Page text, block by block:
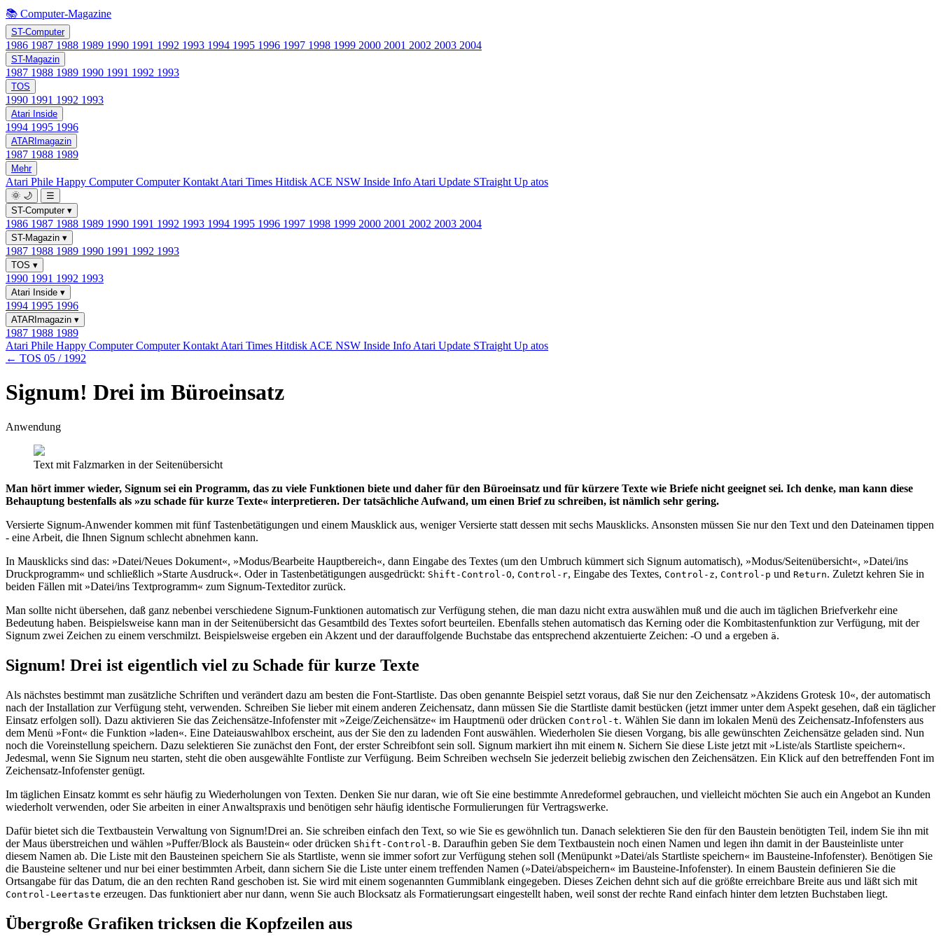
📚 Computer-Magazine
ST-Computer
1986 1987 1988 1989 1990 1991 1992 1993 1994 1995 1996 1997 1998 1999 2000 2001 2002 2003 2004
ST-Magazin
1987 1988 1989 1990 1991 1992 1993
TOS
1990 1991 1992 1993
Atari Inside
1994 1995 1996
ATARImagazin
1987 1988 1989
Mehr
Atari Phile Happy ComputerComputer Kontakt Atari Times Hitdisk ACE NSW Inside Info Atari Update STraight Up atos
🌞 🌙
☰
ST-Computer ▾
1986 1987 1988 1989 1990 1991 1992 1993 1994 1995 1996 1997 1998 1999 2000 2001 2002 2003 2004
ST-Magazin ▾
1987 1988 1989 1990 1991 1992 1993
TOS ▾
1990 1991 1992 1993
Atari Inside ▾
1994 1995 1996
ATARImagazin ▾
1987 1988 1989
Atari Phile Happy ComputerComputer Kontakt Atari Times Hitdisk ACE NSW Inside Info Atari Update STraight Up atos
← TOS 05 / 1992
Signum! Drei im Büroeinsatz
Anwendung
Text mit Falzmarken in der Seitenübersicht
Man hört immer wieder, Signum sei ein Programm, das zu viele Funktionen biete und daher für den Büroeinsatz und für kürzere Texte wie Briefe nicht geeignet sei. Ich denke, man kann diese
Behauptung bestenfalls als »zu schade für kurze Texte« interpretieren. Der tatsächliche Aufwand, um einen Brief zu schreiben, ist nämlich sehr gering.
Versierte Signum-Anwender kommen mit fünf Tastenbetätigungen und einem Mausklick aus, weniger Versierte statt dessen mit sechs Mausklicks. Ansonsten müssen Sie nur den Text und den Dateinamen tippen
- eine Arbeit, die Ihnen Signum schlecht abnehmen kann.
In Mausklicks sind das: »Datei/Neues Dokument«, »Modus/Bearbeite Hauptbereich«, dann Eingabe des Textes (um den Umbruch kümmert sich Signum automatisch), »Modus/Seitenübersicht«, »Datei/ins
Druckprogramm« und schließlich »Starte Ausdruck«. Oder in Tastenbetätigungen ausgedrückt: Shift-Control-O, Control-r, Eingabe des Textes, Control-z, Control-p und Return. Zuletzt kehren Sie in
beiden Fällen mit »Datei/ins Textprogramm« zum Signum-Texteditor zurück.
Man sollte nicht übersehen, daß ganz nebenbei verschiedene Signum-Funktionen automatisch zur Verfügung stehen, die man dazu nicht extra auswählen muß und die auch im täglichen Briefverkehr eine
Bedeutung haben. Beispielsweise kann man in der Seitenübersicht das Gesamtbild des Textes sofort beurteilen. Ebenfalls stehen automatisch das Kerning oder die Kombitastenfunktion zur Verfügung, mit der
Signum zwei Zeichen zu einem verschmilzt. Beispielsweise ergeben ein Akzent und der darauffolgende Buchstabe das entsprechend akzentuierte Zeichen: -O und a ergeben ä.
Signum! Drei ist eigentlich viel zu Schade für kurze Texte
Als nächstes bestimmt man zusätzliche Schriften und verändert dazu am besten die Font-Startliste. Das oben genannte Beispiel setzt voraus, daß Sie nur den Zeichensatz »Akzidens Grotesk 10«, der automatisch
nach der Installation zur Verfügung steht, verwenden. Schreiben Sie lieber mit einem anderen Zeichensatz, dann müssen Sie die Startliste damit bestücken (jetzt immer unter dem Aspekt gesehen, daß ein täglicher
Einsatz erfolgen soll). Dazu aktivieren Sie das Zeichensätze-Infofenster mit »Zeige/Zeichensätze« im Hauptmenü oder drücken Control-t. Wählen Sie dann im lokalen Menü des Zeichensatz-Infofensters aus
dem Menü »Font« die Funktion »laden«. Eine Dateiauswahlbox erscheint, aus der Sie den zu ladenden Font auswählen. Wiederholen Sie diesen Vorgang, bis alle gewünschten Zeichensätze geladen sind. Nun
noch die Voreinstellung speichern. Dazu selektieren Sie zunächst den Font, der erster Schreibfont sein soll. Signum markiert ihn mit einem N. Sichern Sie diese Liste jetzt mit »Liste/als Startliste speichern«.
Jedesmal, wenn Sie Signum neu starten, steht die oben ausgewählte Fontliste zur Verfügung. Beim Schreiben wechseln Sie jederzeit beliebig zwischen den Zeichensätzen. Ein Klick auf den betreffenden Font im
Zeichensatz-Infofenster genügt.
Im täglichen Einsatz kommt es sehr häufig zu Wiederholungen von Texten. Denken Sie nur daran, wie oft Sie eine bestimmte Anredeformel gebrauchen, und vielleicht möchten Sie auch ein Angebot an Kunden
wiederholt verwenden, oder Sie arbeiten in einer Anwaltspraxis und benötigen sehr häufig identische Formulierungen für Vertragswerke.
Dafür bietet sich die Textbaustein Verwaltung von Signum!Drei an. Sie schreiben einfach den Text, so wie Sie es gewöhnlich tun. Danach selektieren Sie den für den Baustein benötigten Teil, indem Sie ihn mit
der Maus überstreichen und wählen »Puffer/Block als Baustein« oder drücken Shift-Control-B. Daraufhin geben Sie dem Textbaustein noch einen Namen und legen ihn damit in der Bausteinliste unter
diesem Namen ab. Die Liste mit den Bausteinen speichern Sie als Startliste, wenn sie immer sofort zur Verfügung stehen soll (Menüpunkt »Datei/als Startliste speichern« im Bausteine-Infofenster). Benötigen Sie
die Bausteine seltener und nur bei einer bestimmten Arbeit, dann sichern Sie die Liste unter einem treffenden Namen (»Datei/abspeichern« im Bausteine-Infofenster). In einem Baustein definieren Sie die
Ortsangabe für das Datum, die an den rechten Rand geschoben ist. Sie wird mit einem sogenannten Gummiblank eingegeben. Dieses Zeichen dehnt sich auf die größte erreichbare Breite aus und läßt sich mit
Control-Leertaste erzeugen. Das funktioniert aber nur dann, wenn Sie auch Blocksatz als Formatierungsart eingestellt haben, weil sonst der rechte Rand einfach hinter dem letzten Buchstaben liegt.
Übergroße Grafiken tricksen die Kopfzeilen aus